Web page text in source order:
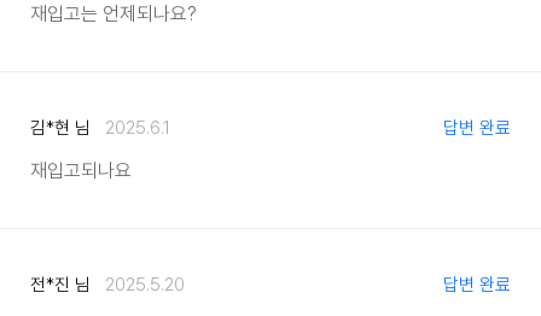
재입고는 언제되나요?
김*현 님 2025.6.1 답변 완료
재입고되나요
전*진 님 2025.5.20 답변 완료